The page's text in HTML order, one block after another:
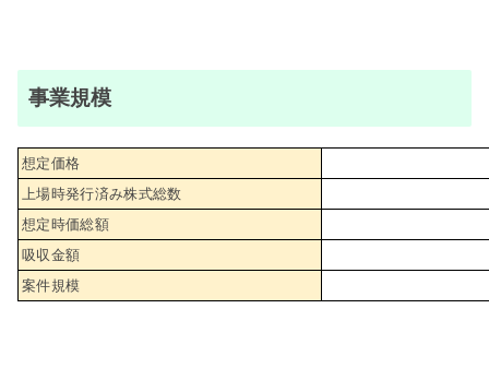
事業規模
想定価格
上場時発行済み株式総数
想定時価総額
吸収金額
案件規模